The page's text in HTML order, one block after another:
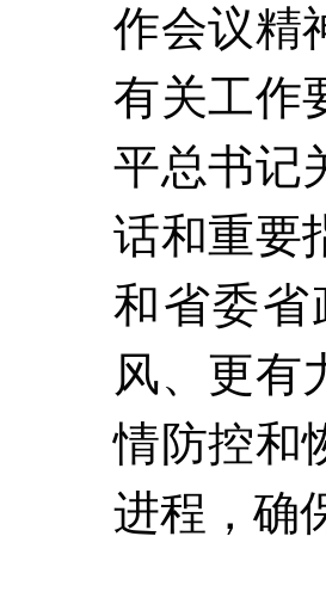
作会议精
有关工作
平总书记
话和重要
和省委
风、更有
情防控和
进程，确